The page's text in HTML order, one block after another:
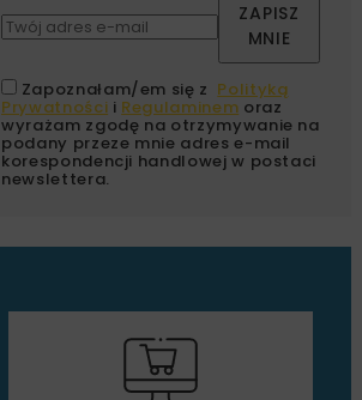
ZAPISZ
MNIE
Zapoznałam/em się z Polityką
Prywatności i Regulaminem oraz
wyrażam zgodę na otrzymywanie na
podany przeze mnie adres e-mail
korespondencji handlowej w postaci
newslettera.